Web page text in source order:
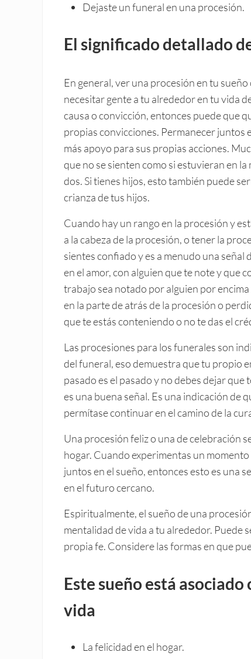
Dejaste un funeral en una procesión.
El significado detallado
En general, ver una procesión en tu
necesitar gente a tu alrededor en tu vida
causa o convicción, entonces puede que
propias convicciones. Permanecer juntos
más apoyo para sus propias acciones.
que no se sienten como si estuvieran en
dos. Si tienes hijos, esto también puede
crianza de tus hijos.
Cuando hay un rango en la procesión y
a la cabeza de la procesión, o tener la
sientes confiado y es a menudo una
en el amor, con alguien que te note y que
trabajo sea notado por alguien por
en la parte de atrás de la procesión o
que te estás conteniendo o no te das el
Las procesiones para los funerales son
del funeral, eso demuestra que tu propio
pasado es el pasado y no debes dejar
es una buena señal. Es una indicación de
permítase continuar en el camino de la
Una procesión feliz o una de celebración
hogar. Cuando experimentas un
juntos en el sueño, entonces esto es una
en el futuro cercano.
Espiritualmente, el sueño de una
mentalidad de vida a tu alrededor. Puede
propia fe. Considere las formas en que
Este sueño está
vida
La felicidad en el hogar.